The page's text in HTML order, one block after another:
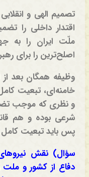
تصمیم الهی و
اقتدار داخلی را
ملّت ایران را به
اصلح‌ترین را برای
وظیفه همگان بعد
خامنه‌ای، تبعیت
و نظری که موجب
شرعی بوده و هم
پس باید تبعیت
سؤال) نقش
دفاع از کشور و ملت